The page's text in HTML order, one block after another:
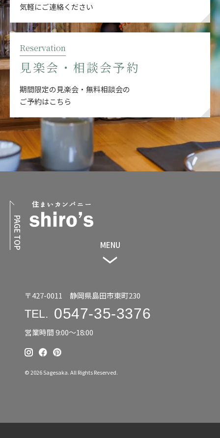
気軽にご連絡ください
Reservation
見楽会・相談会予約
期間限定の見楽会・無料相談会の
ご予約はこちら
MENU
〒427-0011 静岡県島田市東町230
TEL. 0547-35-3376
営業時間 9:00〜18:00
PAGE TOP
© 2026 Sagesaka. All Rights Reserved.